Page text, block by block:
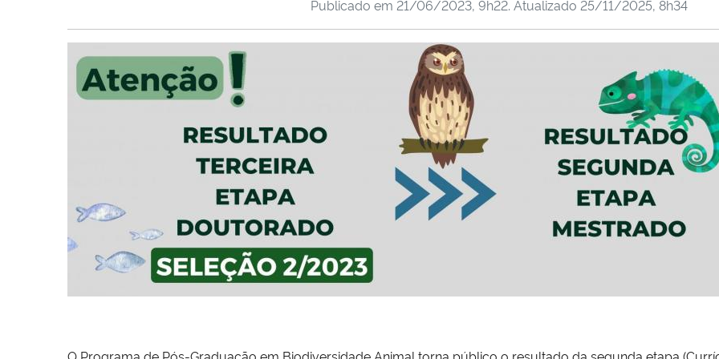
Publicado em 21/06/2023, 9h22. Atualizado 25/11/2025, 8h34
O Programa de Pós-Graduação em Biodiversidade Animal torna público o resultado da segunda etapa